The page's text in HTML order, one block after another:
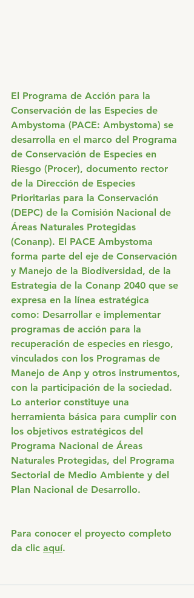
El Programa de Acción para la
Conservación de las Especies de
Ambystoma (PACE: Ambystoma) se
desarrolla en el marco del Programa
de Conservación de Especies en
Riesgo (Procer), documento rector
de la Dirección de Especies
Prioritarias para la Conservación
(DEPC) de la Comisión Nacional de
Áreas Naturales Protegidas
(Conanp). El PACE Ambystoma
forma parte del eje de Conservación
y Manejo de la Biodiversidad, de la
Estrategia de la Conanp 2040 que se
expresa en la línea estratégica
como: Desarrollar e implementar
programas de acción para la
recuperación de especies en riesgo,
vinculados con los Programas de
Manejo de Anp y otros instrumentos,
con la participación de la sociedad.
Lo anterior constituye una
herramienta básica para cumplir con
los objetivos estratégicos del
Programa Nacional de Áreas
Naturales Protegidas, del Programa
Sectorial de Medio Ambiente y del
Plan Nacional de Desarrollo.
Para conocer el proyecto completo
da clic aquí.